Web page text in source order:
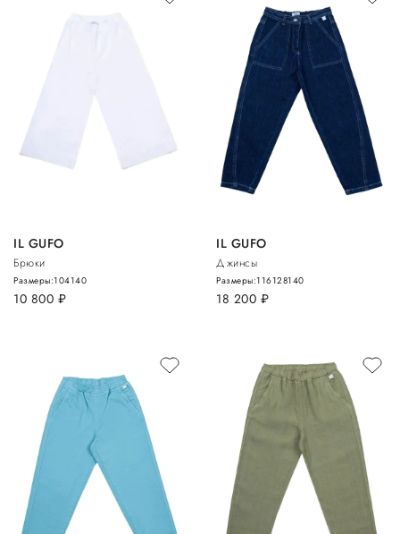
IL GUFO
Брюки
10 800 руб.
Размеры:104140
IL GUFO
Джинсы
18 200 руб.
Размеры:116128140